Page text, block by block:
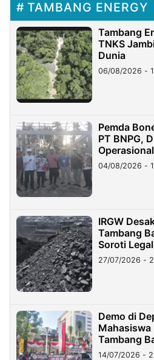
TAMBANG ENERGY
Tambang
TNKS
Dunia
06/08/2026 -
Pemda
PT BNPG,
04/08/2026 -
IRGW
Tambang
Soroti
Stockpile
27/07/2026 -
Demo di
Mahasiswa
Tambang
Lampung
14/07/2026 -